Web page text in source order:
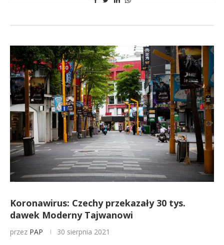
Koronawirus: Czechy przekazały 30 tys.
dawek Moderny Tajwanowi
przez PAP 30 sierpnia 2021